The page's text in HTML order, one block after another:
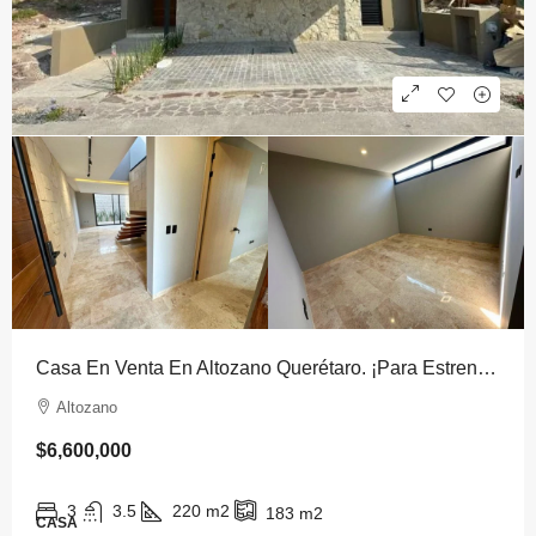
Casa En Venta En Altozano Querétaro. ¡Para Estrenar! $6.6M
Altozano
$6,600,000
3 3.5 220 m2 183 m2
CASA